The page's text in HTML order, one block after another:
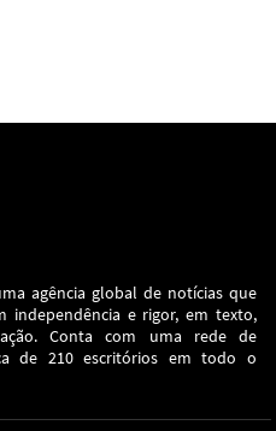
agência global de notícias que
independência e rigor, em texto,
Conta com uma rede de
de 210 escritórios em todo o